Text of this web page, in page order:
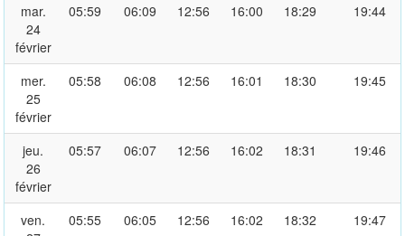
mar.
24
février
05:59 06:09 12:56 16:00 18:29 19:44
mer.
25
février
05:58 06:08 12:56 16:01 18:30 19:45
jeu.
26
février
05:57 06:07 12:56 16:02 18:31 19:46
ven.
05:55 06:05 12:56 16:02 18:32 19:47